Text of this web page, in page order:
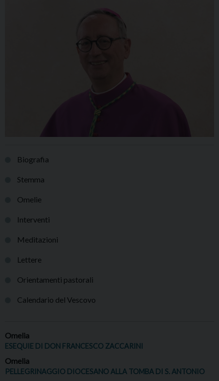
Biografia
Stemma
Omelie
Interventi
Meditazioni
Lettere
Orientamenti pastorali
Calendario del Vescovo
Omelia
ESEQUIE DI DON FRANCESCO ZACCARINI
Omelia
PELLEGRINAGGIO DIOCESANO ALLA TOMBA DI S. ANTONIO